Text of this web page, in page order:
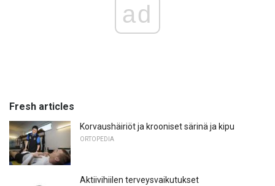
ad
Fresh articles
Korvaushäiriöt ja krooniset särinä ja kipu
ORTOPEDIA
Aktiivihiilen terveysvaikutukset